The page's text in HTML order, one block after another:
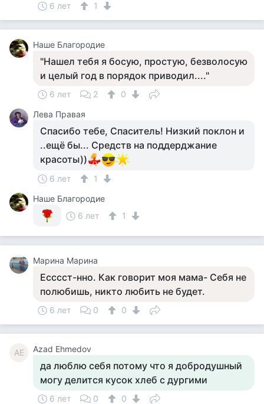
6 лет 1
Наше Благородие
"Нашел тебя я босую, простую, безволосую
и целый год в порядок приводил...."
6 лет 2
0
Лева Правая
Спасибо тебе, Спаситель! Низкий поклон и
..ещё бы... Средств на поддерджание
красоты))
6 лет
1
Наше Благородие
6 лет
1
Марина Марина
Есссст-нно. Как говорит моя мама- Себя не
полюбишь, никто любить не будет.
6 лет 0 0
AE Azad Ehmedov
да люблю себя потому что я добродушный
могу делится кусок хлеб с дургими
6 лет 0 0